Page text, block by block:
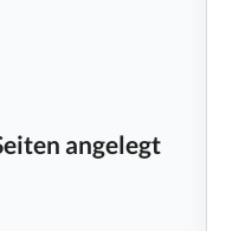
angelegt